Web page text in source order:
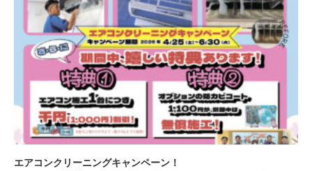
エアコンクリーニングキャンペーン！